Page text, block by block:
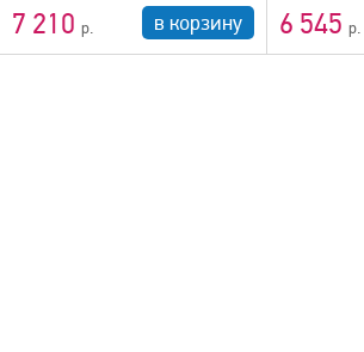
7 210 в корзину 6 545